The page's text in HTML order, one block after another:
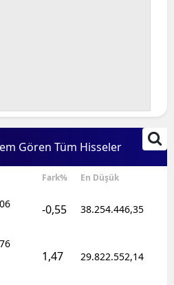
Çankırı
Çorum
Denizli
Diyarbakır
Elazığ
Gören Tüm Hisseler
Fark% En Düşük
-0,55 38.254.446,35
1,47 29.822.552,14